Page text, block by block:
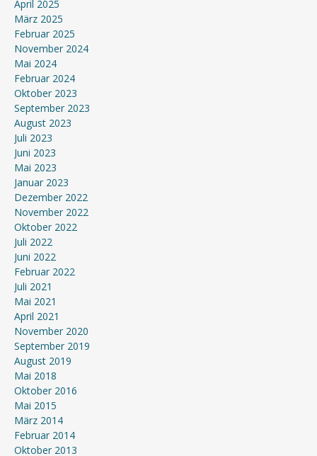
April 2025
März 2025
Februar 2025
November 2024
Mai 2024
Februar 2024
Oktober 2023
September 2023
August 2023
Juli 2023
Juni 2023
Mai 2023
Januar 2023
Dezember 2022
November 2022
Oktober 2022
Juli 2022
Juni 2022
Februar 2022
Juli 2021
Mai 2021
April 2021
November 2020
September 2019
August 2019
Mai 2018
Oktober 2016
Mai 2015
März 2014
Februar 2014
Oktober 2013